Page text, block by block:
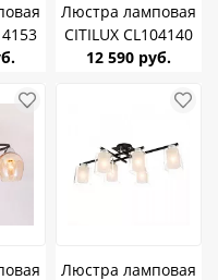
Люстра ламповая
CITILUX CL104140
Риволи Алюминий
12 590 руб.
Люстра ламповая